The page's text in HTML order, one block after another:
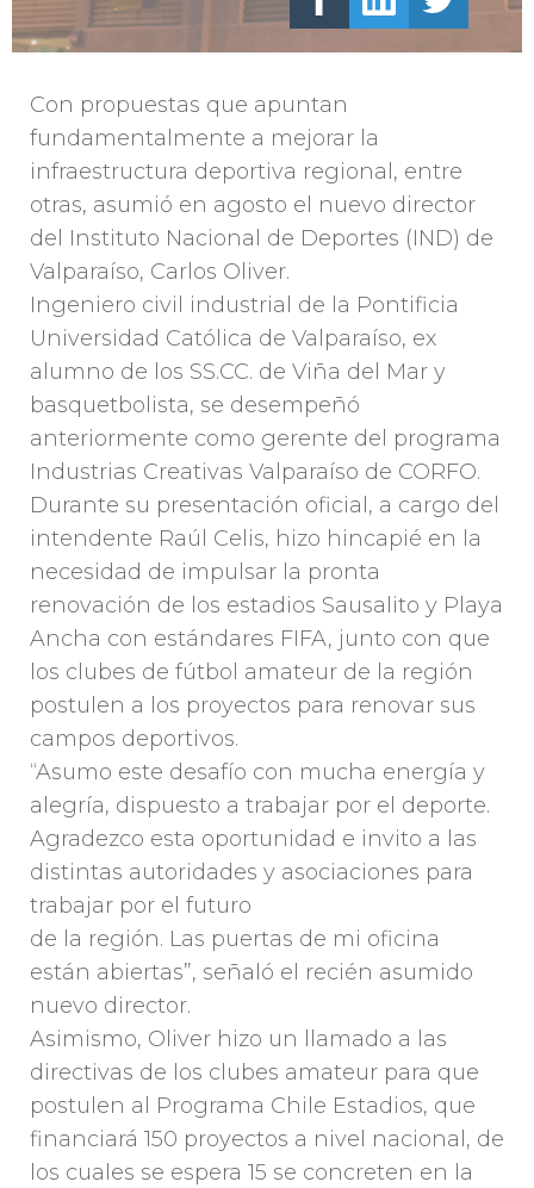
Con propuestas que apuntan
fundamentalmente a mejorar la
infraestructura deportiva regional, entre
otras, asumió en agosto el nuevo director
del Instituto Nacional de Deportes (IND) de
Valparaíso, Carlos Oliver.
Ingeniero civil industrial de la Pontificia
Universidad Católica de Valparaíso, ex
alumno de los SS.CC. de Viña del Mar y
basquetbolista, se desempeñó
anteriormente como gerente del programa
Industrias Creativas Valparaíso de CORFO.
Durante su presentación oficial, a cargo del
intendente Raúl Celis, hizo hincapié en la
necesidad de impulsar la pronta
renovación de los estadios Sausalito y Playa
Ancha con estándares FIFA, junto con que
los clubes de fútbol amateur de la región
postulen a los proyectos para renovar sus
campos deportivos.
“Asumo este desafío con mucha energía y
alegría, dispuesto a trabajar por el deporte.
Agradezco esta oportunidad e invito a las
distintas autoridades y asociaciones para
trabajar por el futuro
de la región. Las puertas de mi oficina
están abiertas”, señaló el recién asumido
nuevo director.
Asimismo, Oliver hizo un llamado a las
directivas de los clubes amateur para que
postulen al Programa Chile Estadios, que
financiará 150 proyectos a nivel nacional, de
los cuales se espera 15 se concreten en la